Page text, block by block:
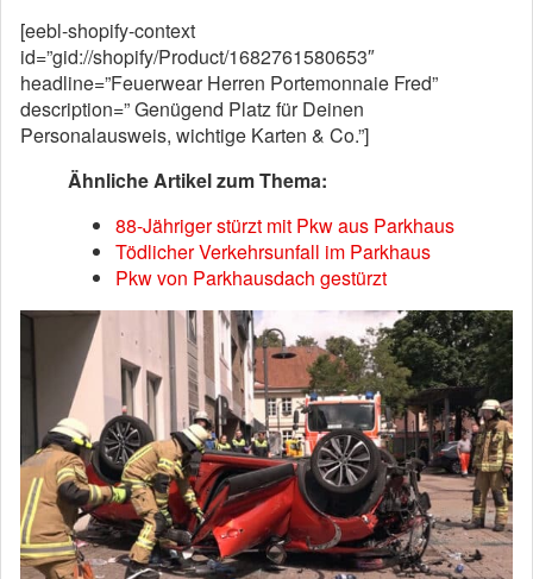
[eebl-shopify-context
id=”gid://shopify/Product/1682761580653″
headline=”Feuerwear Herren Portemonnaie Fred”
description=” Genügend Platz für Deinen
Personalausweis, wichtige Karten & Co.”]
Ähnliche Artikel zum Thema:
88-Jähriger stürzt mit Pkw aus Parkhaus
Tödlicher Verkehrsunfall im Parkhaus
Pkw von Parkhausdach gestürzt